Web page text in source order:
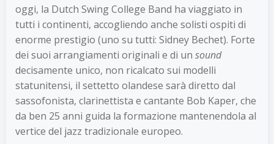
oggi, la Dutch Swing College Band ha viaggiato in
tutti i continenti, accogliendo anche solisti ospiti di
enorme prestigio (uno su tutti: Sidney Bechet). Forte
dei suoi arrangiamenti originali e di un sound
decisamente unico, non ricalcato sui modelli
statunitensi, il settetto olandese sarà diretto dal
sassofonista, clarinettista e cantante Bob Kaper, che
da ben 25 anni guida la formazione mantenendola al
vertice del jazz tradizionale europeo.